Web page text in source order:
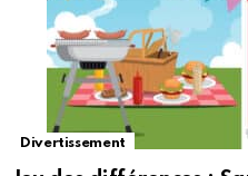
Divertissement